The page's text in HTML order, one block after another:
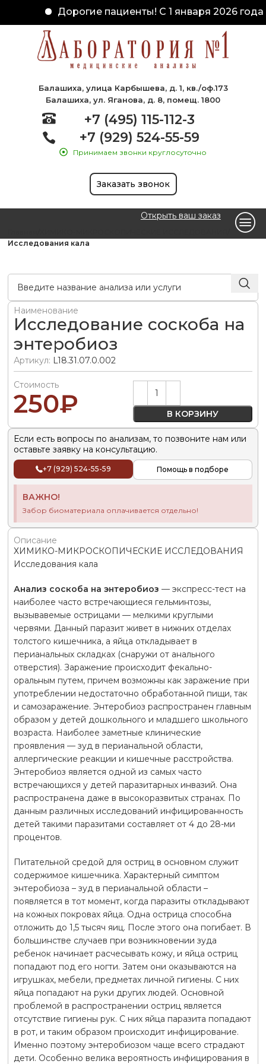
Дорогие пациенты! С 1 января 2026 года
Балашиха, улица Карбышева, д. 1, кв./оф.173
Балашиха, ул. Яганова, д. 8, помещ. 1800
+7 (495) 115-112-3
+7 (929) 524-55-59
Принимаем звонки круглосуточно
Заказать звонок
Открыть ваш заказ
Исследования кала
Наименование
Исследование соскоба на
энтеробиоз
Артикул: L18.31.07.0.002
Стоимость
250₽ В КОРЗИНУ
Alternative:
Если есть вопросы по анализам, то позвоните нам или
оставьте заявку на консультацию.
+7 (929) 524-55-59 Помощь в подборе
ВАЖНО!
Забор биоматериала оплачивается отдельно!
Описание
ХИМИКО-МИКРОСКОПИЧЕСКИЕ ИССЛЕДОВАНИЯ
Исследования кала
Анализ соскоба на энтеробиоз — экспресс-тест на
наиболее часто встречающиеся гельминтозы,
вызывавемые острицами — мелкими круглыми
червями. Данный паразит живет в нижних отделах
толстого кишечника, а яйца откладывает в
перианальных складках (снаружи от анального
отверстия). Заражение происходит фекально-
оральным путем, причем возможны как заражение при
употреблении недостаточно обработанной пищи, так
и самозаражение. Энтеробиоз распространен главным
образом у детей дошкольного и младшего школьного
возраста. Наиболее заметные клинические
проявления — зуд в перианальной области,
аллергические реакции и кишечные расстройства.
Энтеробиоз является одной из самых часто
встречающихся у детей паразитарных инвазий. Она
распространена даже в высокоразвитых странах. По
данным различных исследований инфицированность
детей такими паразитами составляет от 4 до 28-ми
процентов.
Питательной средой для остриц в основном служит
содержимое кишечника. Характерный симптом
энтеробиоза – зуд в перианальной области –
появляется в тот момент, когда паразиты откладывают
на кожных покровах яйца. Одна острица способна
отложить до 1,5 тысяч яиц. После этого она погибает. В
большинстве случаев при возникновении зуда
ребенок начинает расчесывать кожу, и яйца остриц
попадают под его ногти. Затем они оказываются на
игрушках, мебели, предметах личной гигиены. С них
яйца попадают на руки других людей. Основной
проблемой в распространении остриц является
отсутствие гигиены рук. С них яйца паразита попадают
в рот, и таким образом происходит инфицирование.
Именно поэтому энтеробиозом чаще всего страдают
дети. Особенно велика вероятность инфицирования в